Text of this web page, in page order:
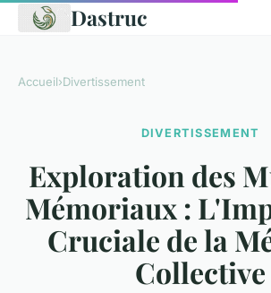
Dastruc
Accueil›Divertissement
DIVERTISSEMENT
Exploration des
Mémoriaux :
Cruciale de la
Collective